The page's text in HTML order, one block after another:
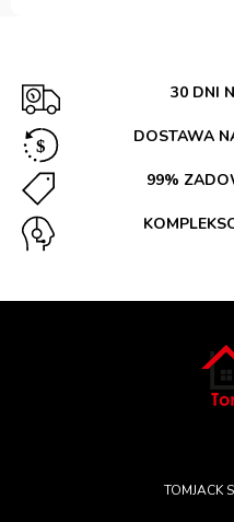
30 DNI
DOSTAWA
99%
TOMJACK